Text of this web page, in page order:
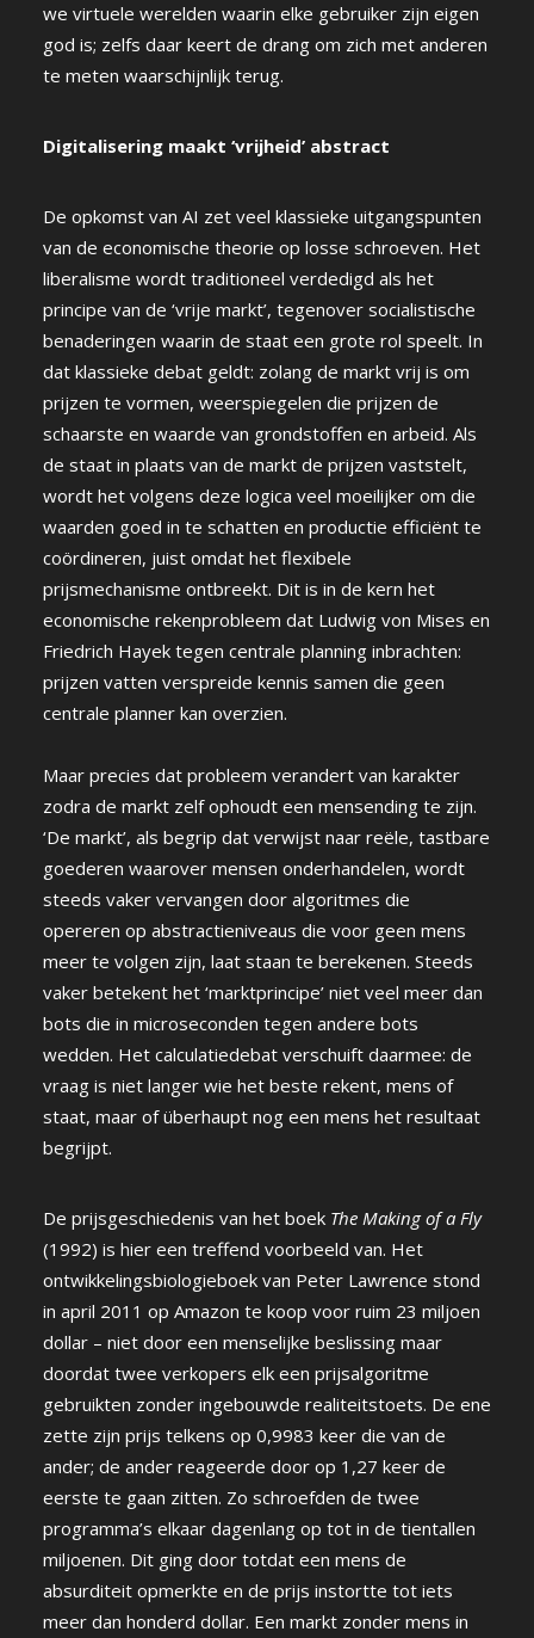
we virtuele werelden waarin elke gebruiker zijn eigen
god is; zelfs daar keert de drang om zich met anderen
te meten waarschijnlijk terug.
Digitalisering maakt ‘vrijheid’ abstract
De opkomst van AI zet veel klassieke uitgangspunten
van de economische theorie op losse schroeven. Het
liberalisme wordt traditioneel verdedigd als het
principe van de ‘vrije markt’, tegenover socialistische
benaderingen waarin de staat een grote rol speelt. In
dat klassieke debat geldt: zolang de markt vrij is om
prijzen te vormen, weerspiegelen die prijzen de
schaarste en waarde van grondstoffen en arbeid. Als
de staat in plaats van de markt de prijzen vaststelt,
wordt het volgens deze logica veel moeilijker om die
waarden goed in te schatten en productie efficiënt te
coördineren, juist omdat het flexibele
prijsmechanisme ontbreekt. Dit is in de kern het
economische rekenprobleem dat Ludwig von Mises en
Friedrich Hayek tegen centrale planning inbrachten:
prijzen vatten verspreide kennis samen die geen
centrale planner kan overzien.
Maar precies dat probleem verandert van karakter
zodra de markt zelf ophoudt een mensending te zijn.
‘De markt’, als begrip dat verwijst naar reële, tastbare
goederen waarover mensen onderhandelen, wordt
steeds vaker vervangen door algoritmes die
opereren op abstractieniveaus die voor geen mens
meer te volgen zijn, laat staan te berekenen. Steeds
vaker betekent het ‘marktprincipe’ niet veel meer dan
bots die in microseconden tegen andere bots
wedden. Het calculatiedebat verschuift daarmee: de
vraag is niet langer wie het beste rekent, mens of
staat, maar of überhaupt nog een mens het resultaat
begrijpt.
De prijsgeschiedenis van het boek The Making of a Fly
(1992) is hier een treffend voorbeeld van. Het
ontwikkelingsbiologieboek van Peter Lawrence stond
in april 2011 op Amazon te koop voor ruim 23 miljoen
dollar – niet door een menselijke beslissing maar
doordat twee verkopers elk een prijsalgoritme
gebruikten zonder ingebouwde realiteitstoets. De ene
zette zijn prijs telkens op 0,9983 keer die van de
ander; de ander reageerde door op 1,27 keer de
eerste te gaan zitten. Zo schroefden de twee
programma’s elkaar dagenlang op tot in de tientallen
miljoenen. Dit ging door totdat een mens de
absurditeit opmerkte en de prijs instortte tot iets
meer dan honderd dollar. Een markt zonder mens in